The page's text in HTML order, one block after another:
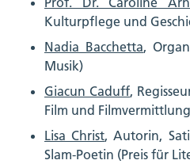
Kulturpflege und
Nadia Bacchetta,
Musik)
Giacun Caduff,
Film und
Lisa Christ, Autorin,
Slam-Poetin (Preis für